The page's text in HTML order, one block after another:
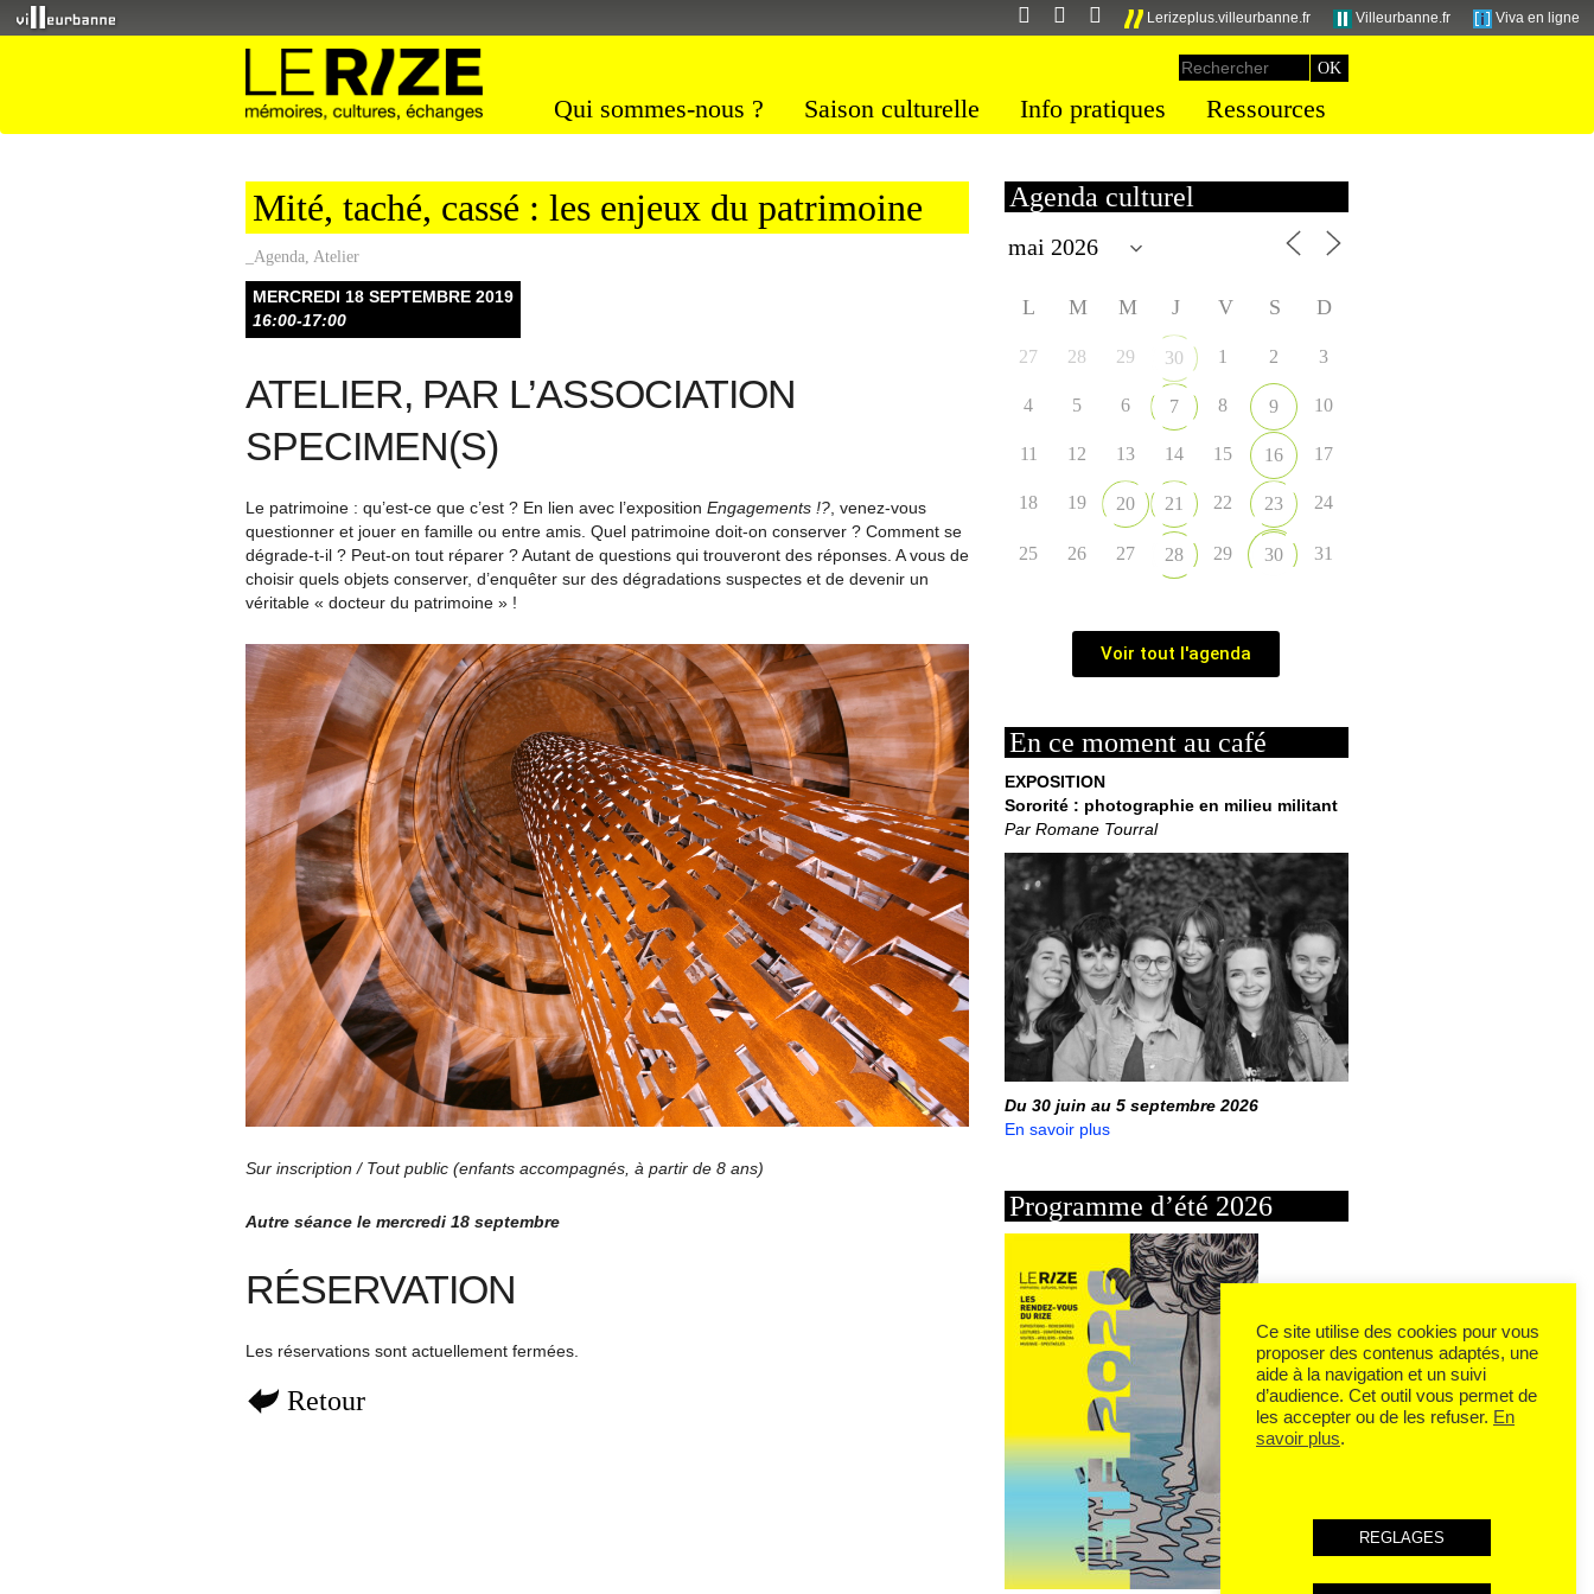
Lerizeplus.villeurbanne.fr Villeurbanne.fr Viva en ligne
Qui sommes-nous ? Saison culturelle Info pratiques Ressources
Mité, taché, cassé : les enjeux du patrimoine
_Agenda, Atelier
MERCREDI 18 SEPTEMBRE 2019
16:00-17:00
ATELIER, PAR L’ASSOCIATION
SPECIMEN(S)
Le patrimoine : qu’est-ce que c’est ? En lien avec l’exposition Engagements !? , venez-vous
questionner et jouer en famille ou entre amis. Quel patrimoine doit-on conserver ? Comment se
dégrade-t-il ? Peut-on tout réparer ? Autant de questions qui trouveront des réponses. A vous de
choisir quels objets conserver, d’enquêter sur des dégradations suspectes et de devenir un
véritable « docteur du patrimoine » !
Sur inscription / Tout public (enfants accompagnés, à partir de 8 ans)
Autre séance le mercredi 18 septembre
RÉSERVATION
Les réservations sont actuellement fermées.
Retour
Agenda culturel
L M M J V S D
27 28 29 30 1 2 3
4 5 6 7 8 9 10
11 12 13 14 15 16 17
18 19 20 21 22 23 24
25 26 27 28 29 30 31
Voir tout l'agenda
En ce moment au café
EXPOSITION
Sororité : photographie en milieu militant
Par Romane Tourral
Du 30 juin au 5 septembre 2026
En savoir plus
Programme d’été 2026
Ce site utilise des cookies pour vous
proposer des contenus adaptés, une
aide à la navigation et un suivi
d’audience. Cet outil vous permet de
les accepter ou de les refuser. En
savoir plus.
REGLAGES